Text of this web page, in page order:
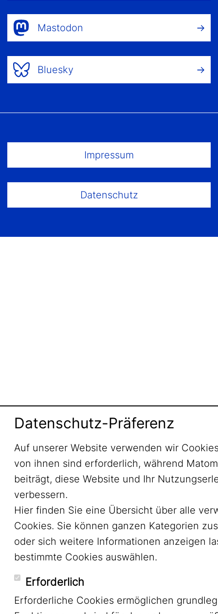
Mastodon
Bluesky
Impressum
Datenschutz
Datenschutz-Präferenz
Auf unserer Website verwenden wir
von ihnen sind erforderlich, während
beiträgt, diese Website und Ihr
verbessern.
Hier finden Sie eine Übersicht über alle
Cookies. Sie können ganzen Kategorien
oder sich weitere Informationen anzeigen
bestimmte Cookies auswählen.
Erforderlich
Erforderliche Cookies ermöglichen